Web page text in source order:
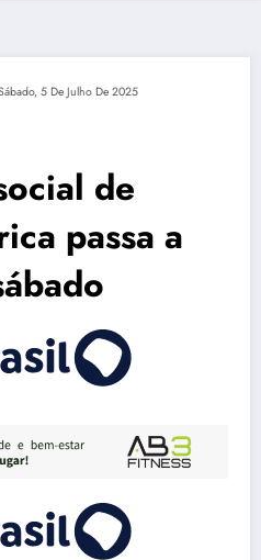
5 De Julho De 2025
de
passa a